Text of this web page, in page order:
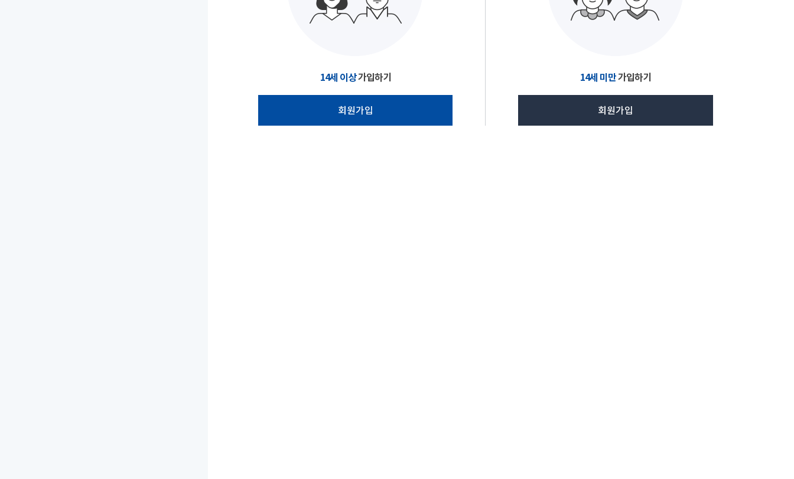
14세 이상가입하기
회원가입
14세 미만가입하기
회원가입